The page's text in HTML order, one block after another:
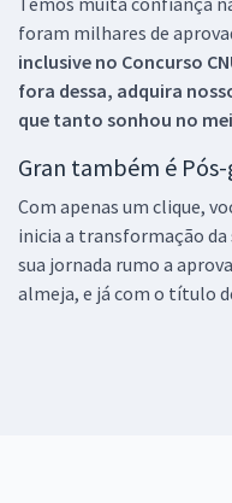
foram milhares de
inclusive no Concurso
fora dessa, adquira
que tanto sonhou no
Gran também é
Com apenas um clique,
inicia a transformação
sua jornada rumo a
almeja, e já com o título